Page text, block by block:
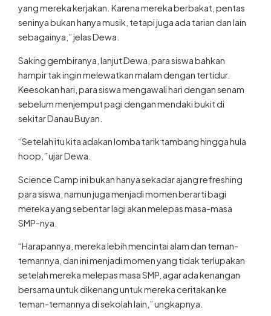
yang mereka kerjakan. Karena mereka berbakat, pentas
seninya bukan hanya musik, tetapi juga ada tarian dan lain
sebagainya,” jelas Dewa.
Saking gembiranya, lanjut Dewa, para siswa bahkan
hampir tak ingin melewatkan malam dengan tertidur.
Keesokan hari, para siswa mengawali hari dengan senam
sebelum menjemput pagi dengan mendaki bukit di
sekitar Danau Buyan.
“Setelah itu kita adakan lomba tarik tambang hingga hula
hoop,” ujar Dewa.
Science Camp ini bukan hanya sekadar ajang refreshing
para siswa, namun juga menjadi momen berarti bagi
mereka yang sebentar lagi akan melepas masa-masa
SMP-nya.
“Harapannya, mereka lebih mencintai alam dan teman-
temannya, dan ini menjadi momen yang tidak terlupakan
setelah mereka melepas masa SMP, agar ada kenangan
bersama untuk dikenang untuk mereka ceritakan ke
teman-temannya di sekolah lain,” ungkapnya.